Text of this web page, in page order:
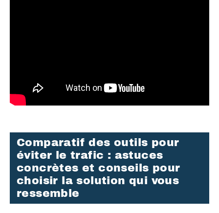
Comparatif des outils pour
éviter le trafic : astuces
concrètes et conseils pour
choisir la solution qui vous
ressemble